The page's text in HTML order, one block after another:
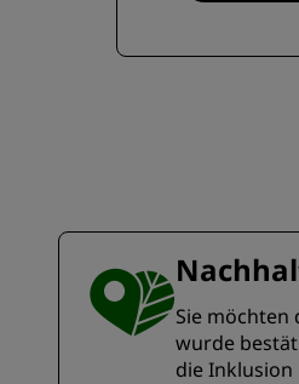
Sie möchten
wurde
die Inklusion